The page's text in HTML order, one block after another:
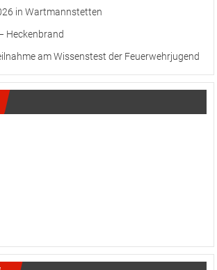
in Wartmannstetten
Heckenbrand
am Wissenstest der Feuerwehrjugend